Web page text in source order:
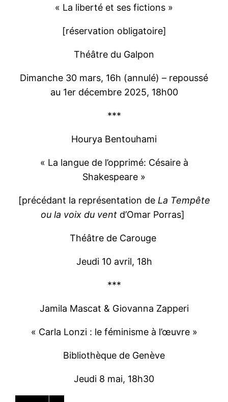
« La liberté et ses fictions »
[réservation obligatoire]
Théâtre du Galpon
Dimanche 30 mars, 16h (annulé) – repoussé
au 1er décembre 2025, 18h00
***
Hourya Bentouhami
« La langue de l’opprimé: Césaire à
Shakespeare »
[précédant la représentation de La Tempête
ou la voix du vent d’Omar Porras]
Théâtre de Carouge
Jeudi 10 avril, 18h
***
Jamila Mascat & Giovanna Zapperi
« Carla Lonzi : le féminisme à l’œuvre »
Bibliothèque de Genève
Jeudi 8 mai, 18h30